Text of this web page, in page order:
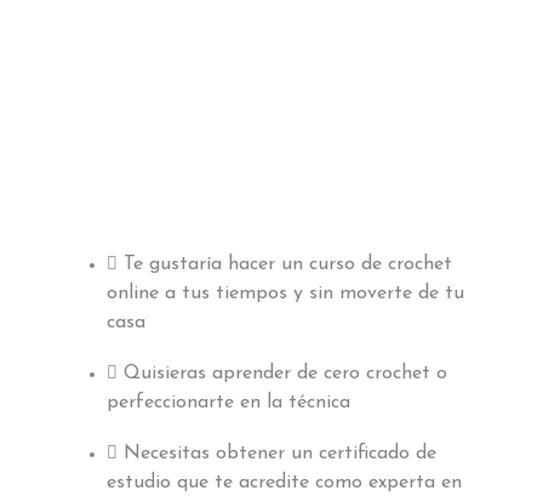
Te gustaría hacer un curso de crochet
online a tus tiempos y sin moverte de tu
casa
Quisieras aprender de cero crochet o
perfeccionarte en la técnica
Necesitas obtener un certificado de
estudio que te acredite como experta en